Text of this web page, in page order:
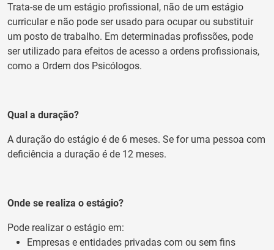
Trata-se de um estágio profissional, não de um estágio
curricular e não pode ser usado para ocupar ou substituir
um posto de trabalho. Em determinadas profissões, pode
ser utilizado para efeitos de acesso a ordens profissionais,
como a Ordem dos Psicólogos.
Qual a duração?
A duração do estágio é de 6 meses. Se for uma pessoa com
deficiência a duração é de 12 meses.
Onde se realiza o estágio?
Pode realizar o estágio em:
Empresas e entidades privadas com ou sem fins